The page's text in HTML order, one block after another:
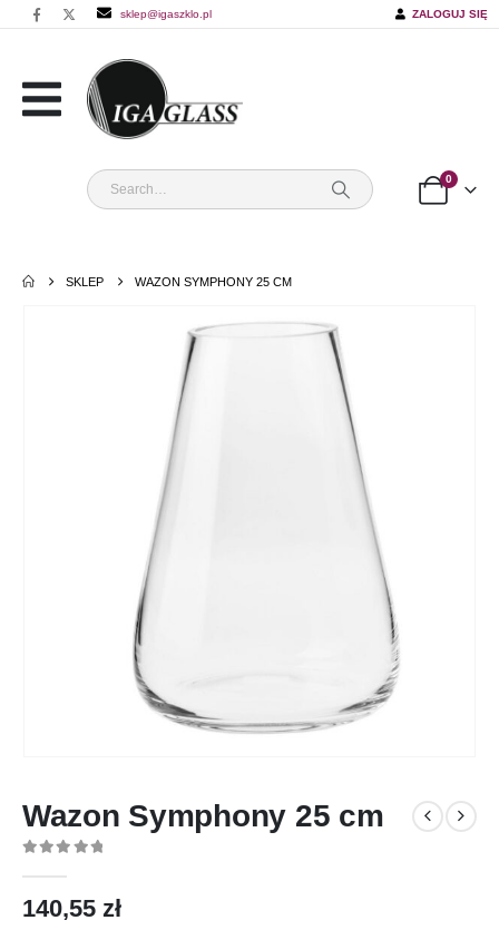
sklep@igaszklo.pl ZALOGUJ SIĘ
0
SKLEP WAZON SYMPHONY 25 CM
Wazon Symphony 25 cm
140,55 zł